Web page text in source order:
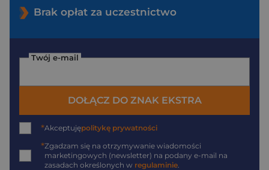
Brak opłat za uczestnictwo
Twój e-mail
DOŁĄCZ DO ZNAK EKSTRA
*Akceptujępolitykę prywatności
*Zgadzam się na otrzymywanie wiadomości
marketingowych (newsletter) na podany e-mail na
zasadach określonych w regulaminie